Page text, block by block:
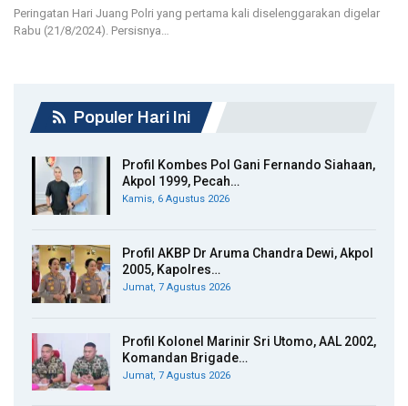
Peringatan Hari Juang Polri yang pertama kali diselenggarakan digelar
Rabu (21/8/2024). Persisnya…
Populer Hari Ini
Profil Kombes Pol Gani Fernando Siahaan,
Akpol 1999, Pecah…
Kamis, 6 Agustus 2026
Profil AKBP Dr Aruma Chandra Dewi, Akpol
2005, Kapolres…
Jumat, 7 Agustus 2026
Profil Kolonel Marinir Sri Utomo, AAL 2002,
Komandan Brigade…
Jumat, 7 Agustus 2026